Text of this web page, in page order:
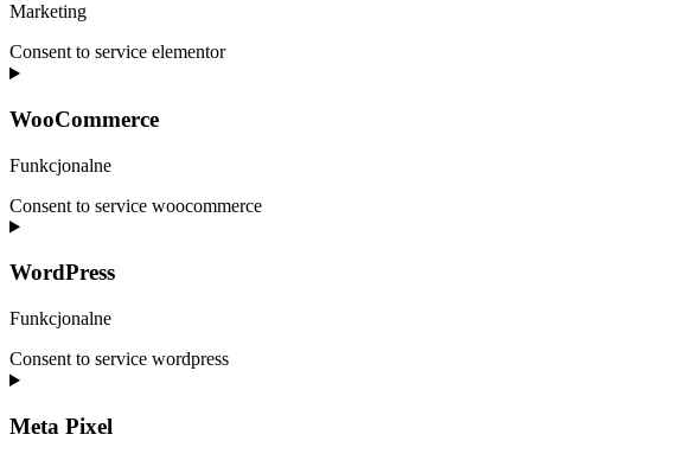
Marketing
Consent to service elementor
WooCommerce
Funkcjonalne
Consent to service woocommerce
WordPress
Funkcjonalne
Consent to service wordpress
Meta Pixel